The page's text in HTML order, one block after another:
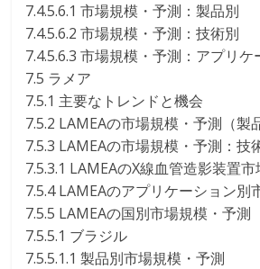
7.4.5.6.1 市場規模・予測：製品別
7.4.5.6.2 市場規模・予測：技術別
7.4.5.6.3 市場規模・予測：アプリケ
7.5 ラメア
7.5.1 主要なトレンドと機会
7.5.2 LAMEAの市場規模・予測（製
7.5.3 LAMEAの市場規模・予測：技
7.5.3.1 LAMEAのX線血管造影装置
7.5.4 LAMEAのアプリケーション別
7.5.5 LAMEAの国別市場規模・予測
7.5.5.1 ブラジル
7.5.5.1.1 製品別市場規模・予測